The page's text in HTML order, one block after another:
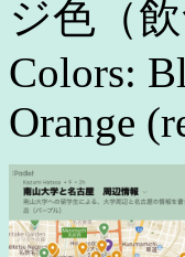
ジ色（
Colors:
Orange